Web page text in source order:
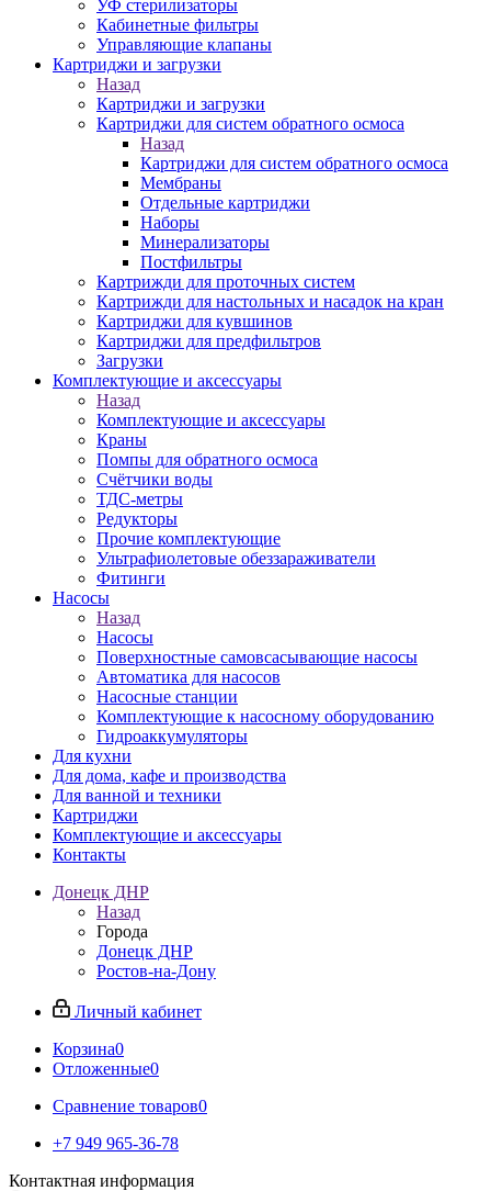
УФ стерилизаторы
Кабинетные фильтры
Управляющие клапаны
Картриджи и загрузки
Назад
Картриджи и загрузки
Картриджи для систем обратного осмоса
Назад
Картриджи для систем обратного осмоса
Мембраны
Отдельные картриджи
Наборы
Минерализаторы
Постфильтры
Картрижди для проточных систем
Картрижди для настольных и насадок на кран
Картриджи для кувшинов
Картриджи для предфильтров
Загрузки
Комплектующие и аксессуары
Назад
Комплектующие и аксессуары
Краны
Помпы для обратного осмоса
Счётчики воды
ТДС-метры
Редукторы
Прочие комплектующие
Ультрафиолетовые обеззараживатели
Фитинги
Насосы
Назад
Насосы
Поверхностные самовсасывающие насосы
Автоматика для насосов
Насосные станции
Комплектующие к насосному оборудованию
Гидроаккумуляторы
Для кухни
Для дома, кафе и производства
Для ванной и техники
Картриджи
Комплектующие и аксессуары
Контакты
Донецк ДНР
Назад
Города
Донецк ДНР
Ростов-на-Дону
Личный кабинет
Корзина0
Отложенные0
Сравнение товаров0
+7 949 965-36-78
Контактная информация